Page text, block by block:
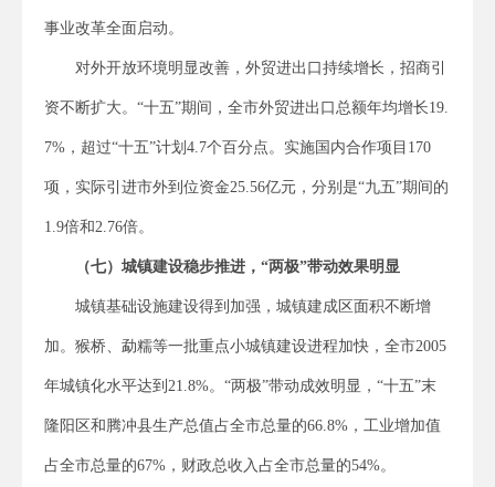
事业改革全面启动。
对外开放环境明显改善，外贸进出口持续增长，招商引
资不断扩大。“十五”期间，全市外贸进出口总额年均增长19.
7%，超过“十五”计划4.7个百分点。实施国内合作项目170
项，实际引进市外到位资金25.56亿元，分别是“九五”期间的
1.9倍和2.76倍。
（七）城镇建设稳步推进，“两极”带动效果明显
城镇基础设施建设得到加强，城镇建成区面积不断增
加。猴桥、勐糯等一批重点小城镇建设进程加快，全市2005
年城镇化水平达到21.8%。“两极”带动成效明显，“十五”末
隆阳区和腾冲县生产总值占全市总量的66.8%，工业增加值
占全市总量的67%，财政总收入占全市总量的54%。